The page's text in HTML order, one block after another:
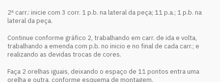
2ª carr.: inicie com 3 corr. 1 p.b. na lateral da peça; 11 p.a.; 1 p.b. na
lateral da peça.
Continue conforme gráfico 2, trabalhando em carr. de ida e volta,
trabalhando a emenda com p.b. no inicio e no final de cada carr.; e
realizando as devidas trocas de cores.
Faça 2 orelhas iguais, deixando o espaço de 11 pontos entra uma
orelha e outra, conforme esquema de montagem.